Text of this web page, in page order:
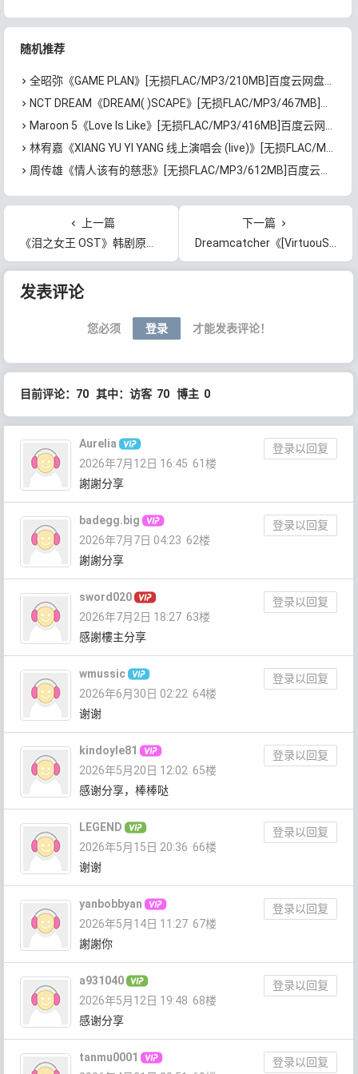
随机推荐
全昭弥《GAME PLAN》[无损FLAC/MP3/210MB]百度云网盘下载
NCT DREAM《DREAM( )SCAPE》[无损FLAC/MP3/467MB]百度云网盘下载
Maroon 5《Love Is Like》[无损FLAC/MP3/416MB]百度云网盘下载
林宥嘉《XIANG YU YI YANG 线上演唱会 (live)》[无损FLAC/MP3/628MB]百度云网盘下载
周传雄《情人该有的慈悲》[无损FLAC/MP3/612MB]百度云网盘下载
上一篇
《泪之女王 OST》韩剧原声带[无损FLAC/MP3/894MB]百度云网盘下载
下一篇
Dreamcatcher《[VirtuouS]》[无损FLAC/MP3/400MB]百度云网盘下载
文章导航
发表评论
您必须 登录 才能发表评论！
目前评论：70 其中：访客 70 博主 0
Aurelia
登录以回复
2026年7月12日 16:45 61楼
謝謝分享
badegg.big
登录以回复
2026年7月7日 04:23 62楼
謝謝分享
sword020
登录以回复
2026年7月2日 18:27 63楼
感謝樓主分享
wmussic
登录以回复
2026年6月30日 02:22 64楼
谢谢
kindoyle81
登录以回复
2026年5月20日 12:02 65楼
感谢分享，棒棒哒
LEGEND
登录以回复
2026年5月15日 20:36 66楼
谢谢
yanbobbyan
登录以回复
2026年5月14日 11:27 67楼
謝謝你
a931040
登录以回复
2026年5月12日 19:48 68楼
感谢分享
tanmu0001
登录以回复